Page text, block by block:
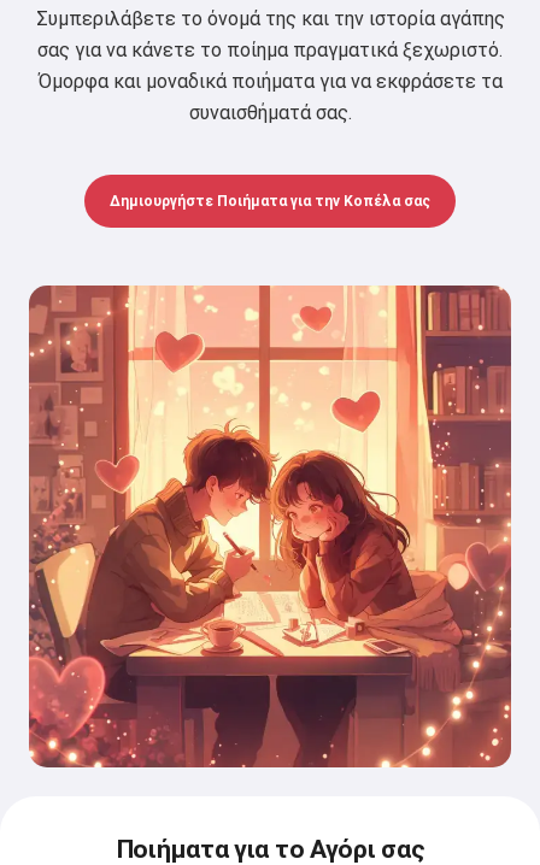
Συμπεριλάβετε το όνομά της και την ιστορία αγάπης
σας για να κάνετε το ποίημα πραγματικά ξεχωριστό.
Όμορφα και μοναδικά ποιήματα για να εκφράσετε τα
συναισθήματά σας.
Δημιουργήστε Ποιήματα για την Κοπέλα σας
Ποιήματα για το Αγόρι σας